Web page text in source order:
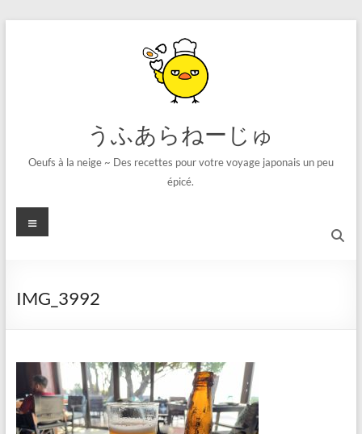
うふあらねーじゅ
Oeufs à la neige ~ Des recettes pour votre voyage japonais un peu
épicé.
メ
ニ
IMG_3992